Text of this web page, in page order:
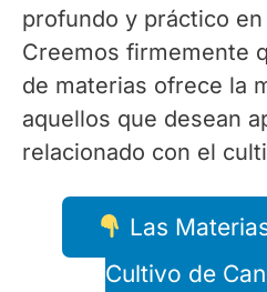
profundo y práctico
Creemos firmemente
de materias ofrece la
aquellos que desean
relacionado con el
Las
Cultivo de